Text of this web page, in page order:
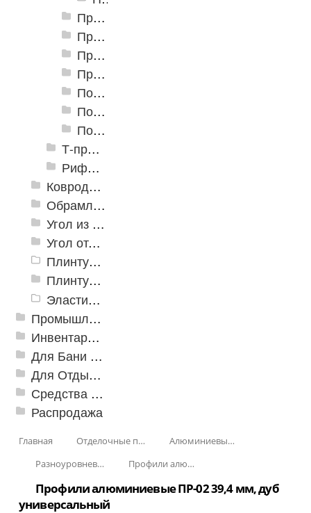
Профили алюминиевые разноуровневые ПР-03 32 мм
Профили алюминиевые разноуровневые ПР-04 45 мм
Профили алюминиевые разноуровневые ПР-05 50 мм
Профили алюминиевые разноуровневые ПР-06 41 мм
Пороги алюминиевые разноуровневые С-1 32х3,2 мм (открытый крепеж)
Пороги алюминиевые разноуровневые С-2 32х8 мм (открытый крепеж)
Пороги алюминиевые разноуровневые С-4 39,4х12 мм (открытый крепеж)
Т-профиль
Рифленые алюминиевые листы и углы квинтет
Ковродержатели
Обрамление
Угол из ПВХ
Угол отделочный арочный
Плинтус для столешниц
Плинтусы «KronPlast»
Эластичный напольно-стыковочный профиль Cezar
Промышленный текстиль
Инвентарь для клининга
Для Бани и Сауны
Для Отдыха и Пикника
Средства от насекомых и садовых вредителей
Распродажа
Главная Отделочные профили
Алюминиевые пороги
Разноуровневые алюминиевые профили
Профили алюминиевые разноуровневые ПР-02 39,4 мм
Профили алюминиевые ПР-02 39,4 мм, дуб
универсальный